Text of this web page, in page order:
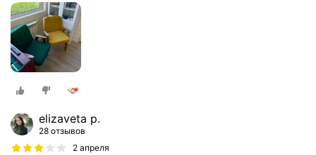
elizaveta p.
28 отзывов
2 апреля